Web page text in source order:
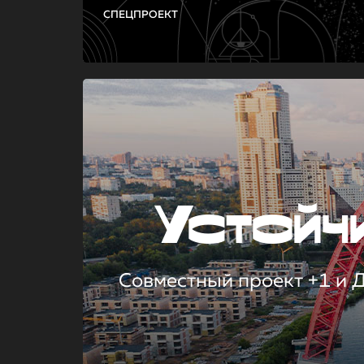
СПЕЦПРОЕКТ
Совместный проект +1 и